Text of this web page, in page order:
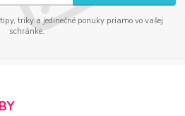
triky a jedinečné ponuky priamo vo vašej
schránke.